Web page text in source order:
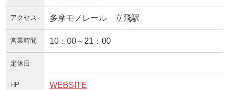
アクセス 多摩モノレール 立飛駅
営業時間 10：00～21：00
定休日
HP WEBSITE